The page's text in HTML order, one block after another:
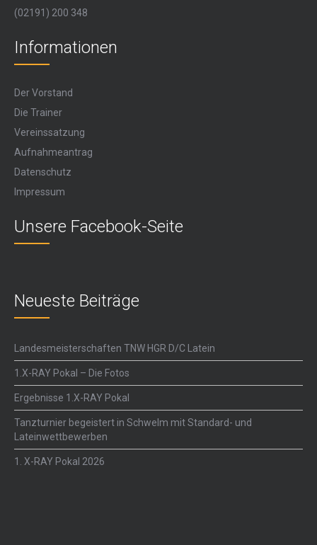
(02191) 200 348
Informationen
Der Vorstand
Die Trainer
Vereinssatzung
Aufnahmeantrag
Datenschutz
Impressum
Unsere Facebook-Seite
Neueste Beiträge
Landesmeisterschaften TNW HGR D/C Latein
1.X-RAY Pokal – Die Fotos
Ergebnisse 1.X-RAY Pokal
Tanzturnier begeistert in Schwelm mit Standard- und
Lateinwettbewerben
1. X-RAY Pokal 2026